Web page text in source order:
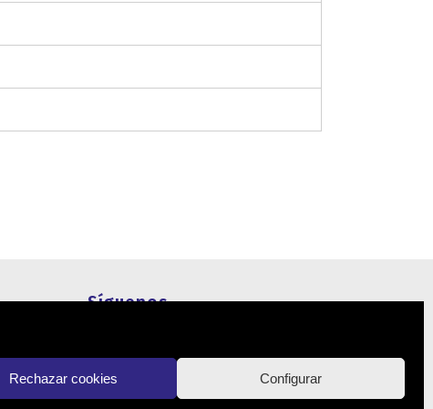
Rechazar cookies Configurar
Síguenos
Contacto